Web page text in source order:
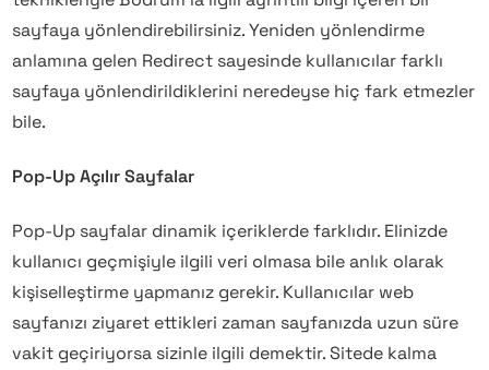
sayfaya yönlendirebilirsiniz. Yeniden yönlendirme
anlamına gelen Redirect sayesinde kullanıcılar farklı
sayfaya yönlendirildiklerini neredeyse hiç fark etmezler
bile.
Pop-Up Açılır Sayfalar
Pop-Up sayfalar dinamik içeriklerde farklıdır. Elinizde
kullanıcı geçmişiyle ilgili veri olmasa bile anlık olarak
kişiselleştirme yapmanız gerekir. Kullanıcılar web
sayfanızı ziyaret ettikleri zaman sayfanızda uzun süre
vakit geçiriyorsa sizinle ilgili demektir. Sitede kalma